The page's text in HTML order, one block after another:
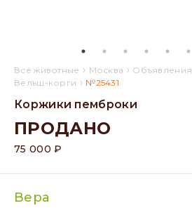
Все животные › Москва › Объявления
Вельш-корги › №25431
Коржики пемброки
ПРОДАНО
75 000 ₽
Вера